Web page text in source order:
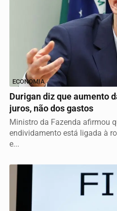
ECONOMIA
Durigan diz que aumento
juros, não dos gastos
Ministro da Fazenda afirmou
endividamento está ligada à
e...